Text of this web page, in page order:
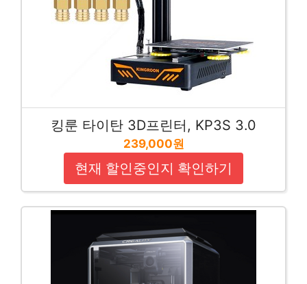
킹룬 타이탄 3D프린터, KP3S 3.0
239,000원
현재 할인중인지 확인하기